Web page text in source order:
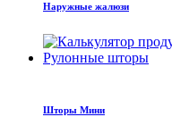
Наружные жалюзи
Рулонные шторы
Шторы Мини